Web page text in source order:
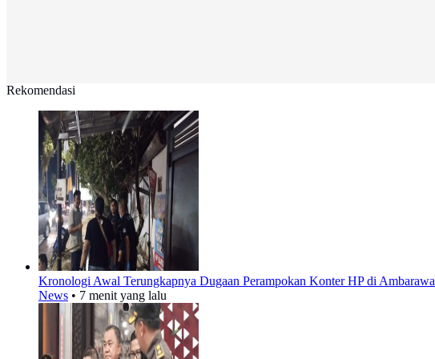
Rekomendasi
Kronologi Awal Terungkapnya Dugaan Perampokan Konter HP di Ambarawa
News • 7 menit yang lalu